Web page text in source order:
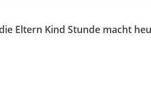
Eltern Kind Stunde macht